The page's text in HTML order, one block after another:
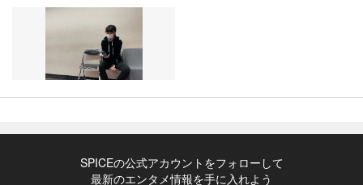
SPICEの公式アカウントをフォローして
最新のエンタメ情報を手に入れよう